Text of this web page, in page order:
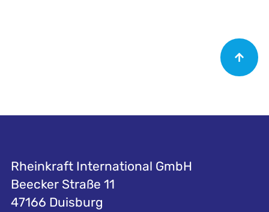
Rheinkraft International GmbH
Beecker Straße 11
47166 Duisburg